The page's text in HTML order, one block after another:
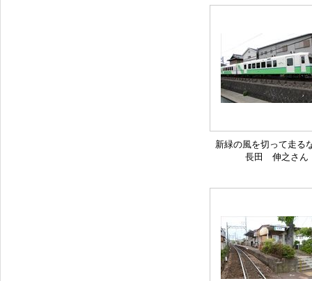
新緑の風を切って走る
長田 伸之さん